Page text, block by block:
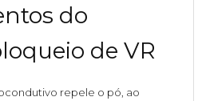
do
de VR
repele o pó, ao